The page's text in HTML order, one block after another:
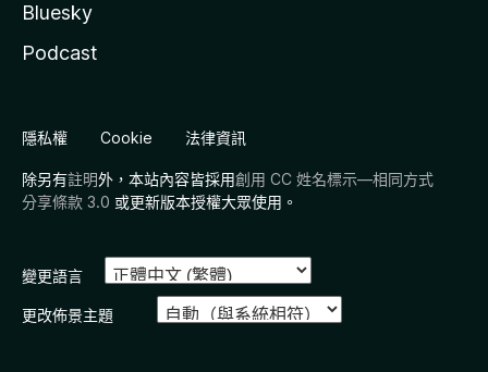
Bluesky
Podcast
隱私權 Cookie 法律資訊
除另有註明外，本站內容皆採用創用 CC 姓名標示—相同方式
分享條款 3.0 或更新版本授權大眾使用。
變更語言
更改佈景主題